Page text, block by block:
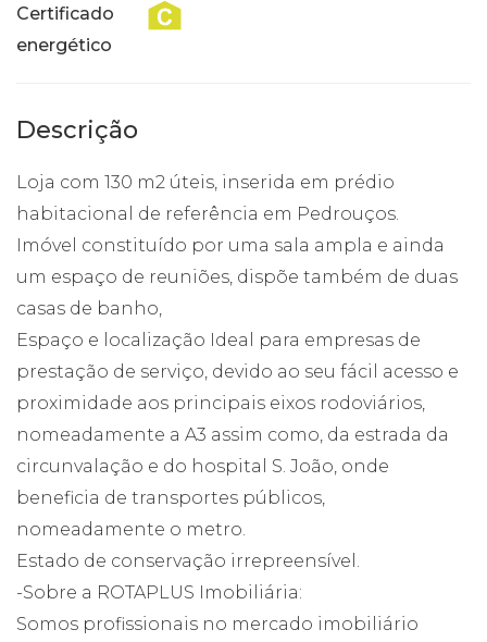
Certificado
energético
Descrição
Loja com 130 m2 úteis, inserida em prédio
habitacional de referência em Pedrouços.
Imóvel constituído por uma sala ampla e ainda
um espaço de reuniões, dispõe também de duas
casas de banho,
Espaço e localização Ideal para empresas de
prestação de serviço, devido ao seu fácil acesso e
proximidade aos principais eixos rodoviários,
nomeadamente a A3 assim como, da estrada da
circunvalação e do hospital S. João, onde
beneficia de transportes públicos,
nomeadamente o metro.
Estado de conservação irrepreensível.
-Sobre a ROTAPLUS Imobiliária:
Somos profissionais no mercado imobiliário